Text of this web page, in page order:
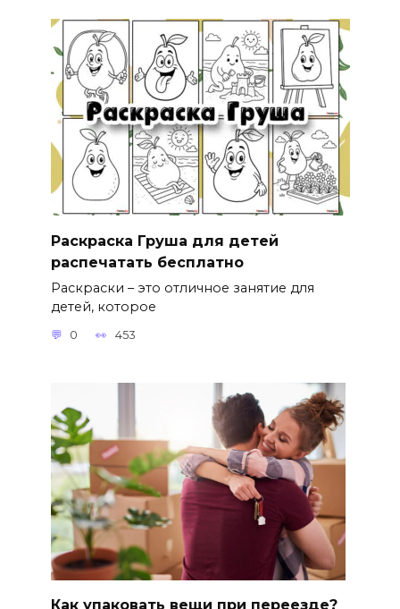
Раскраска Груша для детей
распечатать бесплатно
Раскраски – это отличное занятие для
детей, которое
0 453
Как упаковать вещи при переезде?